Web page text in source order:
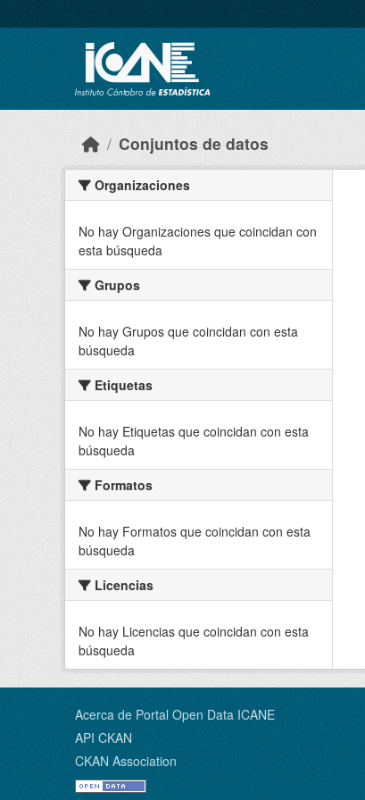
Conjuntos de datos
Organizaciones
No hay Organizaciones que coincidan con
esta búsqueda
Grupos
No hay Grupos que coincidan con esta
búsqueda
Etiquetas
No hay Etiquetas que coincidan con esta
búsqueda
Formatos
No hay Formatos que coincidan con esta
búsqueda
Licencias
No hay Licencias que coincidan con esta
búsqueda
Acerca de Portal Open Data ICANE
API CKAN
CKAN Association